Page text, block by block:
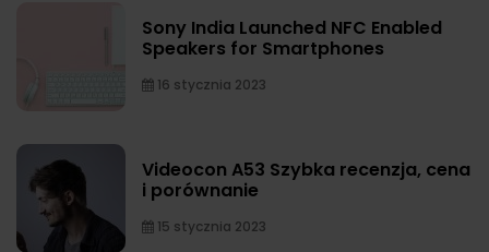
Sony India Launched NFC Enabled
Speakers for Smartphones
16 stycznia 2023
Videocon A53 Szybka recenzja, cena
i porównanie
15 stycznia 2023